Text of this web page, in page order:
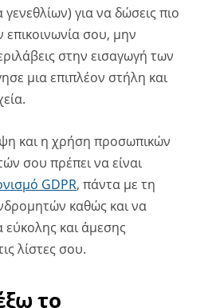
για να δώσεις πιο
σου, μην
στην εισαγωγή των
μια επιπλέον στήλη και
και η χρήση προσωπικών
σου πρέπει να είναι
GDPR, πάντα με τη
καθώς και να
εύκολης και άμεσης
λίστες σου.
το